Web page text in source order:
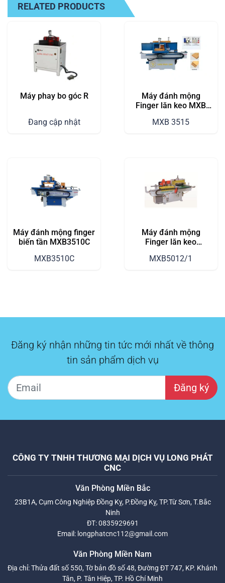
RELATED PRODUCTS
Máy phay bo góc R
Đang cập nhật
Máy đánh mộng
Finger lăn keo MXB
MXB 3515
Máy đánh mộng finger
biến tần MXB3510C
MXB3510C
Máy đánh mộng
Finger lăn keo
MXB5012/1
Đăng ký nhận những tin tức mới nhất về thông
tin sản phẩm dịch vụ
Đăng ký
CÔNG TY TNHH THƯƠNG MẠI DỊCH VỤ LONG PHÁT
CNC
Văn Phòng Miền Bắc
23B1A, Cụm Công Nghiệp Đồng Kỵ, P.Đồng Kỵ, TP.Từ Sơn, T.Bắc
Ninh
ĐT:0835929691
Email: longphatcnc112@gmail.com
Văn Phòng Miền Nam
Địa chỉ: Thửa đất số 550, Tờ bản đồ số 48, Đường ĐT 747, KP. Khánh
Tân, P. Tân Hiệp, TP. Hồ Chí Minh